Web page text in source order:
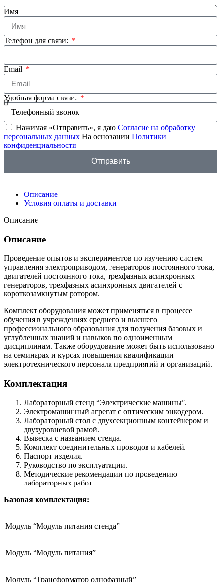
Имя
Телефон для связи:
Email
Удобная форма связи:
Нажимая «Отправить», я даю Согласие на обработку
персональных данных На основании Политики
конфиденциальности
Отправить
Описание
Условия оплаты и доставки
Описание
Описание
Проведение опытов и экспериментов по изучению систем
управления электроприводом, генераторов постоянного тока,
двигателей постоянного тока, трехфазных асинхронных
генераторов, трехфазных асинхронных двигателей с
короткозамкнутым ротором.
Комплект оборудования может применяться в процессе
обучения в учреждениях среднего и высшего
профессионального образования для получения базовых и
углубленных знаний и навыков по одноименным
дисциплинам. Также оборудование может быть использовано
на семинарах и курсах повышения квалификации
электротехнического персонала предприятий и организаций.
Комплектация
Лабораторный стенд “Электрические машины”.
Электромашинный агрегат с оптическим энкодером.
Лабораторный стол с двухсекционным контейнером и
двухуровневой рамой.
Вывеска с названием стенда.
Комплект соединительных проводов и кабелей.
Паспорт изделия.
Руководство по эксплуатации.
Методические рекомендации по проведению
лабораторных работ.
Базовая комплектация:
Модуль “Модуль питания стенда”
Модуль “Модуль питания”
Модуль “Трансформатор однофазный”